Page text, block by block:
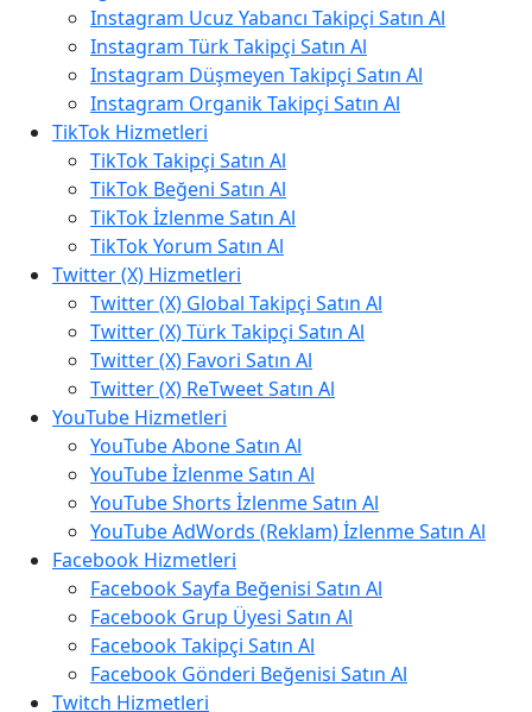
Instagram Ucuz Yabancı Takipçi Satın Al
Instagram Türk Takipçi Satın Al
Instagram Düşmeyen Takipçi Satın Al
Instagram Organik Takipçi Satın Al
TikTok Hizmetleri
TikTok Takipçi Satın Al
TikTok Beğeni Satın Al
TikTok İzlenme Satın Al
TikTok Yorum Satın Al
Twitter (X) Hizmetleri
Twitter (X) Global Takipçi Satın Al
Twitter (X) Türk Takipçi Satın Al
Twitter (X) Favori Satın Al
Twitter (X) ReTweet Satın Al
YouTube Hizmetleri
YouTube Abone Satın Al
YouTube İzlenme Satın Al
YouTube Shorts İzlenme Satın Al
YouTube AdWords (Reklam) İzlenme Satın Al
Facebook Hizmetleri
Facebook Sayfa Beğenisi Satın Al
Facebook Grup Üyesi Satın Al
Facebook Takipçi Satın Al
Facebook Gönderi Beğenisi Satın Al
Twitch Hizmetleri